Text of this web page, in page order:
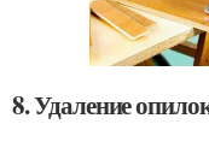
8. Удаление